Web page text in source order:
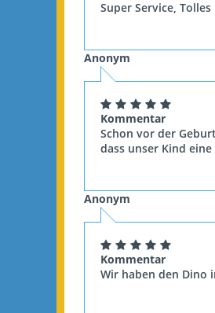
Super Service, Tolles
Anonym
Kommentar
Schon vor der
dass unser Kind
Anonym
Kommentar
Wir haben den Dino